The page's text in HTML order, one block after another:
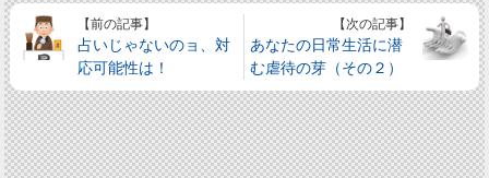
【前の記事】
占いじゃないのョ、対
応可能性は！
【次の記事】
あなたの日常生活に潜
む虐待の芽（その２）